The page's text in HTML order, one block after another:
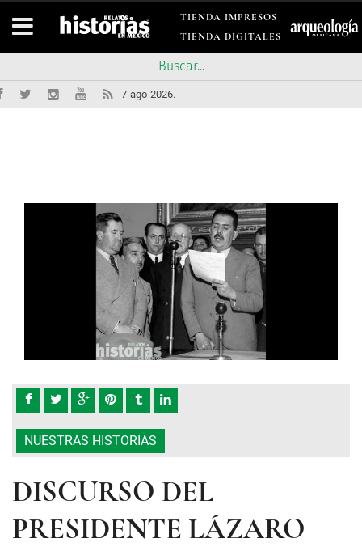
TIENDA IMPRESOS
TIENDA DIGITALES
7-ago-2026.
NUESTRAS HISTORIAS
DISCURSO DEL
PRESIDENTE LÁZARO